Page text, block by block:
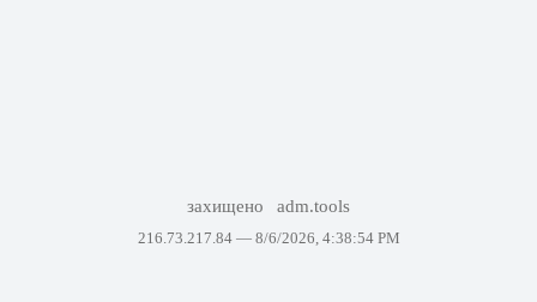
захищено adm.tools
216.73.217.84 — 8/6/2026, 4:38:54 PM